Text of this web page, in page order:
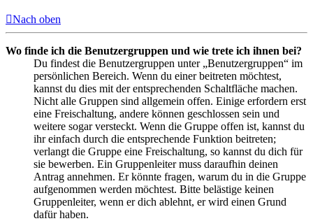
Nach oben
Wo finde ich die Benutzergruppen und wie trete ich ihnen bei?
Du findest die Benutzergruppen unter „Benutzergruppen“ im
persönlichen Bereich. Wenn du einer beitreten möchtest,
kannst du dies mit der entsprechenden Schaltfläche machen.
Nicht alle Gruppen sind allgemein offen. Einige erfordern erst
eine Freischaltung, andere können geschlossen sein und
weitere sogar versteckt. Wenn die Gruppe offen ist, kannst du
ihr einfach durch die entsprechende Funktion beitreten;
verlangt die Gruppe eine Freischaltung, so kannst du dich für
sie bewerben. Ein Gruppenleiter muss daraufhin deinen
Antrag annehmen. Er könnte fragen, warum du in die Gruppe
aufgenommen werden möchtest. Bitte belästige keinen
Gruppenleiter, wenn er dich ablehnt, er wird einen Grund
dafür haben.